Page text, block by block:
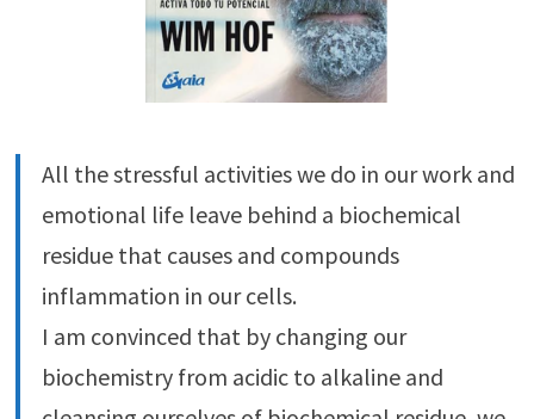
All the stressful activities we do in our work and
emotional life leave behind a biochemical
residue that causes and compounds
inflammation in our cells.
I am convinced that by changing our
biochemistry from acidic to alkaline and